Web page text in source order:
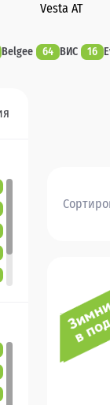
Vesta AT
Belgee 64 ВИС 16